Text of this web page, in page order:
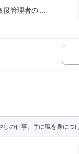
管理者の ...
の仕事。手に職を身につ